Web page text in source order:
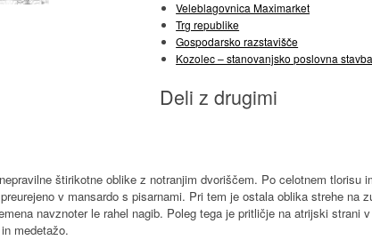
Veleblagovnica Maximarket
Trg republike
Gospodarsko razstavišče
Kozolec – stanovanjsko poslovna
Deli z drugimi
štirikotne oblike z notranjim dvoriščem. Po celotnem tlorisu
v mansardo s pisarnami. Pri tem je ostala oblika strehe na
navznoter le rahel nagib. Poleg tega je pritličje na atrijski strani
medetažo.